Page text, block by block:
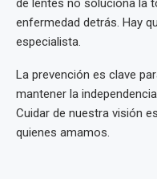
de lentes no soluciona la
enfermedad detrás. Hay
especialista.
La prevención es clave
mantener la
Cuidar de nuestra visión
quienes amamos.